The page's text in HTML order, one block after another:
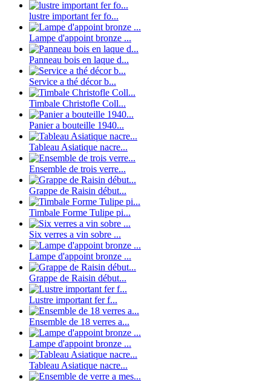
lustre important fer fo...
Lampe d'appoint bronze ...
Panneau bois en laque d...
Service a thé décor b...
Timbale Christofle Coll...
Panier a bouteille 1940...
Tableau Asiatique nacre...
Ensemble de trois verre...
Grappe de Raisin début...
Timbale Forme Tulipe pi...
Six verres a vin sobre ...
Lampe d'appoint bronze ...
Grappe de Raisin début...
Lustre important fer f...
Ensemble de 18 verres a...
Lampe d'appoint bronze ...
Tableau Asiatique nacre...